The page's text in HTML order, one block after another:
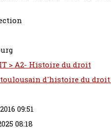
> A2- Histoire du droit
d'histoire du droit
09:51
08:18